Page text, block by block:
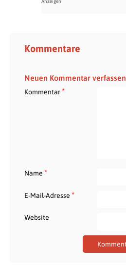
Kommentare
Neuen Kommentar verfassen
Kommentar*
Name *
E-Mail-Adresse *
Website